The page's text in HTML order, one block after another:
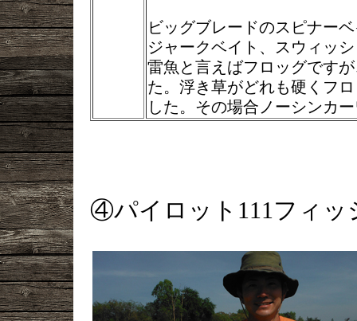
ビッグブレードのスピナー
ジャークベイト、スウィッ
雷魚と言えばフロッグです
た。浮き草がどれも硬くフ
した。その場合ノーシンカ
④パイロット111フィッ